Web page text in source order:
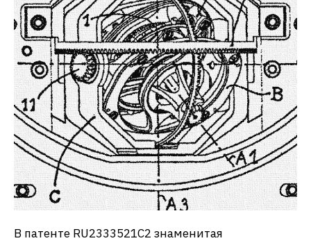
В патенте RU2333521C2 знаменитая